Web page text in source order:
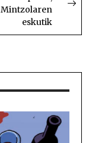
Mintzolaren
eskutik